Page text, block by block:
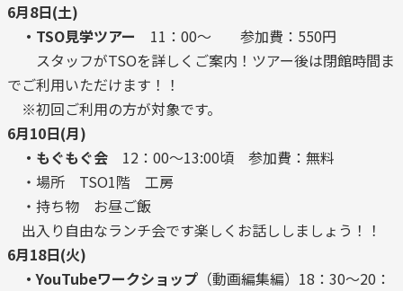
6月8日(土)
・TSO見学ツアー 11：00～ 参加費：550円
スタッフがTSOを詳しくご案内！ツアー後は閉館時間ま
でご利用いただけます！！
※初回ご利用の方が対象です。
6月10日(月)
・もぐもぐ会 12：00～13:00頃 参加費：無料
・場所 TSO1階 工房
・持ち物 お昼ご飯
出入り自由なランチ会です楽しくお話ししましょう！！
6月18日(火)
・YouTubeワークショップ （動画編集編）18：30～20：